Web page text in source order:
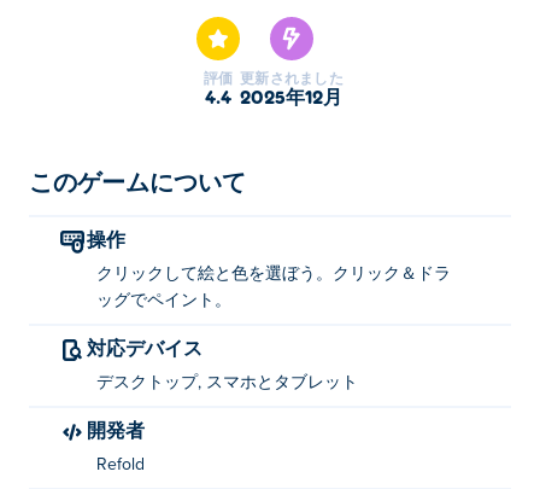
かわいい食べ物から愛らしい動物、ファッションと美
容、気まぐれな魔法とファンタジーのテーマまで、さま
ざまな絵を探索してください。無限の色のオプションと
ツ ツールで塗りつぶすかはあなた次第です。さらに鮮
し、作成した作品を保存して友人と共有することを忘れ
ないでください。魔法のように色を塗ってみましょう!
マジックカラーリングブックの遊び方は？
クリックして好きな絵と色を選択し、クリックしてドラ
ッグしてペイントします。
「マジック カラーリング ブック」を作成した
のは何ですか?
評価
4.4
更新されました
2025年12月
このゲームについて
操作
クリックして絵と色を選ぼう。クリック＆ドラ
ッグでペイント。
対応デバイス
デスクトップ, スマホとタブレット
開発者
Refold